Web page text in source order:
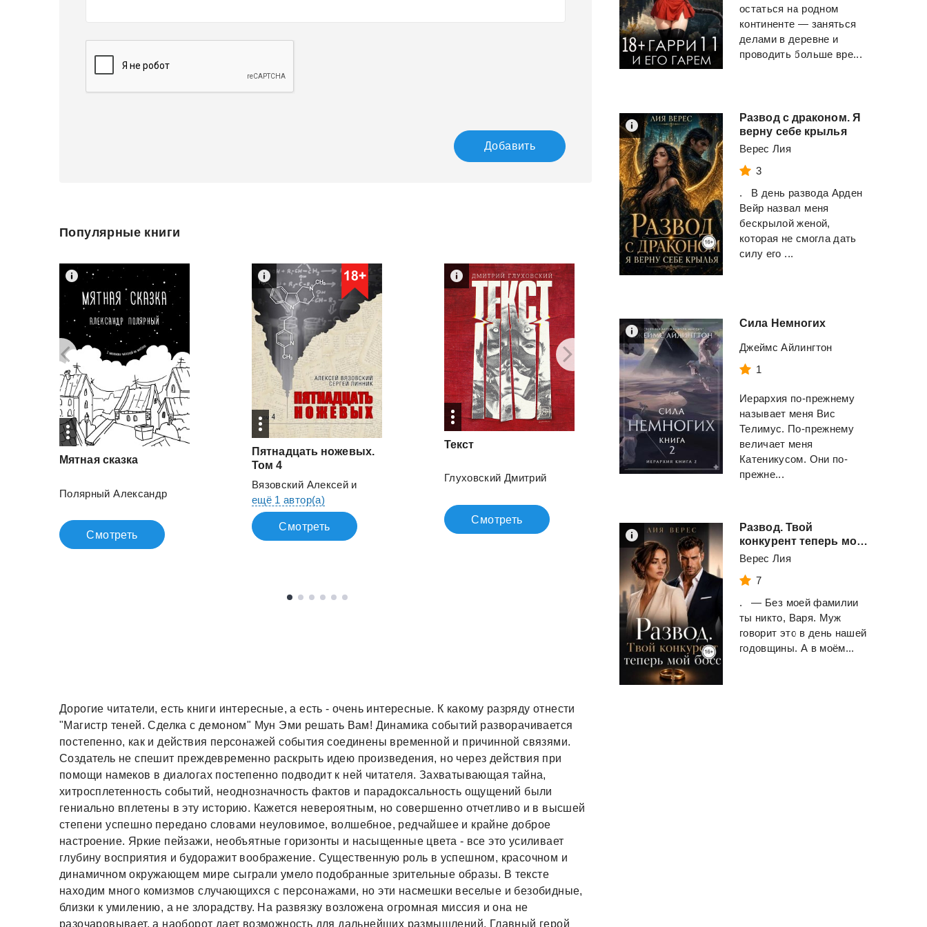
Добавить
Популярные книги
Мятная сказка
Полярный Александр
Смотреть
Пятнадцать ножевых.
Том 4
Вязовский Алексейи
ещё 1 автор(а)
Смотреть
Текст
Глуховский Дмитрий
Смотреть
Тихое баронство
Смотреть
Связанные
Дорогие читатели, есть книги интересные, а есть - очень интересные. К какому разряду отнести
"Магистр теней. Сделка с демоном" Мун Эми решать Вам! Динамика событий разворачивается
постепенно, как и действия персонажей события соединены временной и причинной связями.
Создатель не спешит преждевременно раскрыть идею произведения, но через действия при
помощи намеков в диалогах постепенно подводит к ней читателя. Захватывающая тайна,
хитросплетенность событий, неоднозначность фактов и парадоксальность ощущений были
гениально вплетены в эту историю. Кажется невероятным, но совершенно отчетливо и в высшей
степени успешно передано словами неуловимое, волшебное, редчайшее и крайне доброе
настроение. Яркие пейзажи, необъятные горизонты и насыщенные цвета - все это усиливает
глубину восприятия и будоражит воображение. Существенную роль в успешном, красочном и
динамичном окружающем мире сыграли умело подобранные зрительные образы. В тексте
находим много комизмов случающихся с персонажами, но эти насмешки веселые и безобидные,
близки к умилению, а не злорадству. На развязку возложена огромная миссия и она не
разочаровывает, а наоборот дает возможность для дальнейших размышлений. Главный герой
остаться на родном
континенте — заняться
делами в деревне и
проводить больше вре...
Развод с драконом. Я
верну себе крылья
Верес Лия
3
. В день развода Арден
Вейр назвал меня
бескрылой женой,
которая не смогла дать
силу его ...
Сила Немногих
Джеймс Айлингтон
1
Иерархия по-прежнему
называет меня Вис
Телимус. По-прежнему
величает меня
Катеникусом. Они по-
прежне...
Развод. Твой
конкурент теперь мой босс
Верес Лия
7
. — Без моей фамилии
ты никто, Варя. Муж
говорит это в день нашей
годовщины. А в моём...